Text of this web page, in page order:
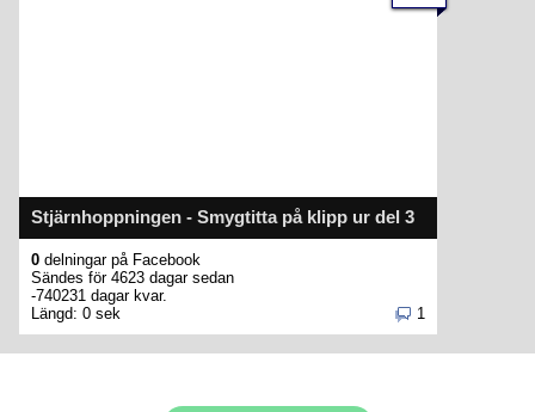
Stjärnhoppningen - Smygtitta på klipp ur del 3
0 delningar på Facebook
Sändes för 4623 dagar sedan
-740231 dagar kvar.
Längd: 0 sek
1